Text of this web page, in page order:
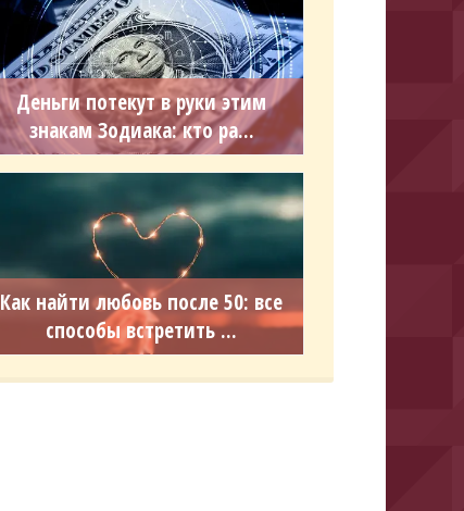
Деньги потекут в руки этим
знакам Зодиака: кто ра...
Как найти любовь после 50: все
способы встретить ...